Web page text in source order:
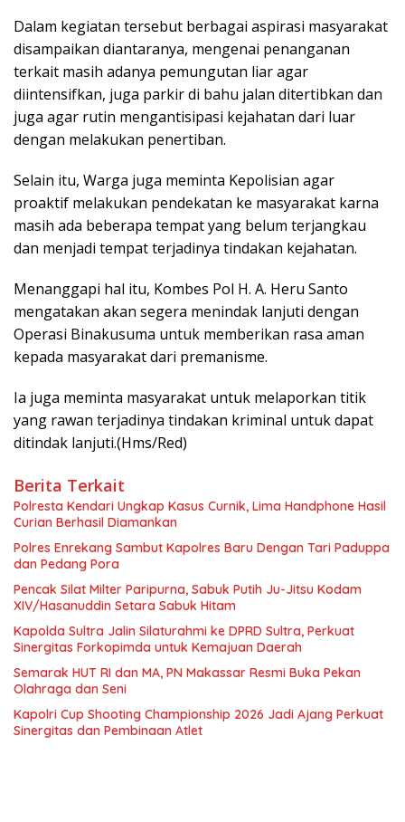
Dalam kegiatan tersebut berbagai aspirasi masyarakat
disampaikan diantaranya, mengenai penanganan
terkait masih adanya pemungutan liar agar
diintensifkan, juga parkir di bahu jalan ditertibkan dan
juga agar rutin mengantisipasi kejahatan dari luar
dengan melakukan penertiban.
Selain itu, Warga juga meminta Kepolisian agar
proaktif melakukan pendekatan ke masyarakat karna
masih ada beberapa tempat yang belum terjangkau
dan menjadi tempat terjadinya tindakan kejahatan.
Menanggapi hal itu, Kombes Pol H. A. Heru Santo
mengatakan akan segera menindak lanjuti dengan
Operasi Binakusuma untuk memberikan rasa aman
kepada masyarakat dari premanisme.
Ia juga meminta masyarakat untuk melaporkan titik
yang rawan terjadinya tindakan kriminal untuk dapat
ditindak lanjuti.(Hms/Red)
Berita Terkait
Polresta Kendari Ungkap Kasus Curnik, Lima Handphone Hasil
Curian Berhasil Diamankan
Polres Enrekang Sambut Kapolres Baru Dengan Tari Paduppa
dan Pedang Pora
Pencak Silat Milter Paripurna, Sabuk Putih Ju-Jitsu Kodam
XIV/Hasanuddin Setara Sabuk Hitam
Kapolda Sultra Jalin Silaturahmi ke DPRD Sultra, Perkuat
Sinergitas Forkopimda untuk Kemajuan Daerah
Semarak HUT RI dan MA, PN Makassar Resmi Buka Pekan
Olahraga dan Seni
Kapolri Cup Shooting Championship 2026 Jadi Ajang Perkuat
Sinergitas dan Pembinaan Atlet